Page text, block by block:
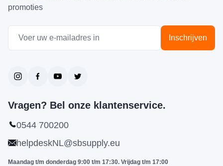
promoties
Inschrijven
Vragen? Bel onze klantenservice.
0544 700200
helpdeskNL@sbsupply.eu
Maandag t/m donderdag 9:00 t/m 17:30. Vrijdag t/m 17:00